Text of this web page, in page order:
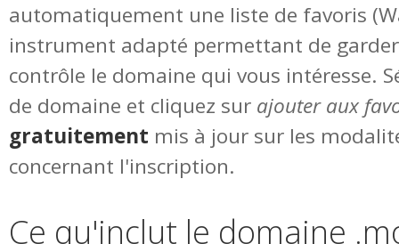
automatiquement une liste de favoris
instrument adapté permettant de
contrôle le domaine qui vous intéresse.
de domaine et cliquez sur ajouter aux
gratuitement mis à jour sur les
concernant l'inscription.
Ce qu'inclut le domaine